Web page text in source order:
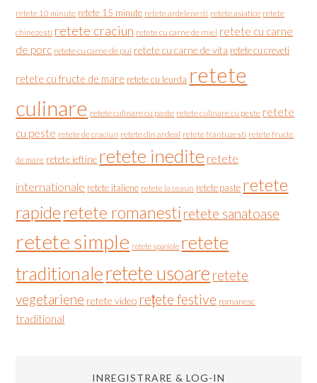
retete 10 minute retete 15 minute retete ardelenesti retete asiatice retete
chinezesti retete craciun retete cu carne de miel retete cu carne
de porc retete cu carne de pui retete cu carne de vita retete cu creveti
retete cu fructe de mare retete cu leurda retete
culinare retete culinare cu paste retete culinare cu peste retete
cu peste retete de craciun retete din ardeal retete frantuzesti retete fructe
de mare retete ieftine retete inedite retete
internationale retete italiene retete la ceaun retete paste retete
rapideretete romanesti retete sanatoase
retete simple retete spaniole retete
traditionaleretete usoare retete
vegetariene retete video rețete festive romanesc
traditional
INREGISTRARE & LOG-IN